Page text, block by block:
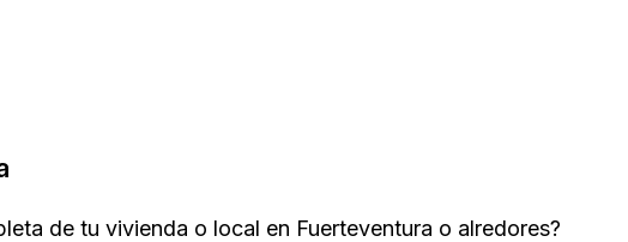
de tu vivienda o local en Fuerteventura o alredores?